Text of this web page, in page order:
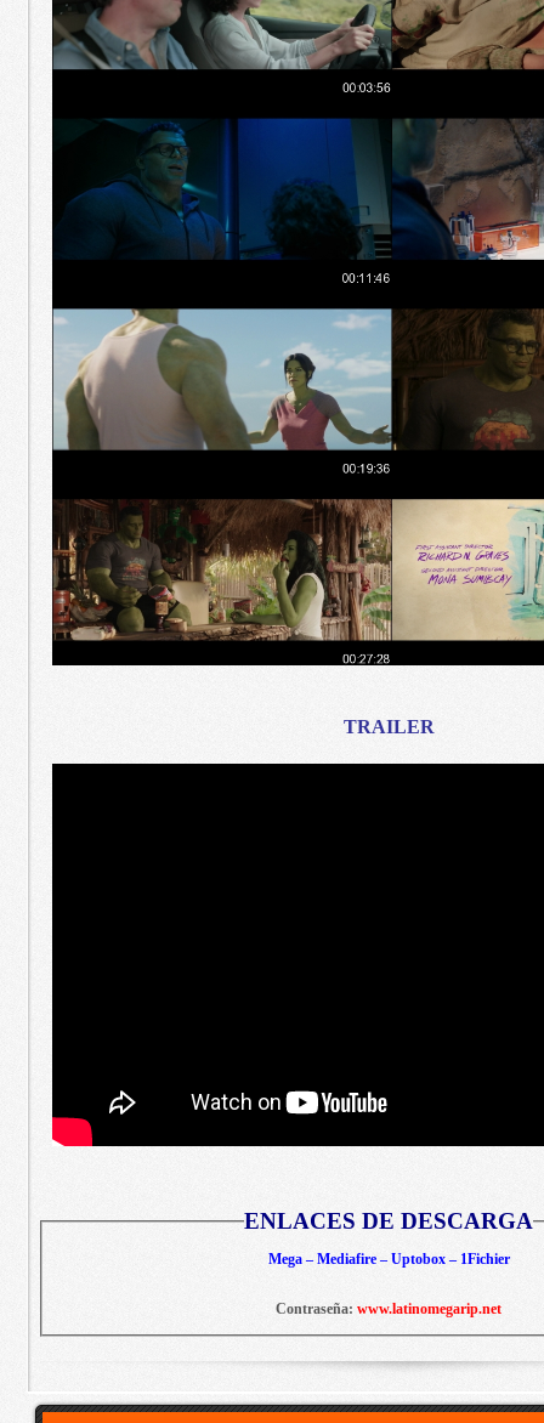
TRAILER
ENLACES DE DESCARGA
Mega – Mediafire – Uptobox – 1Fichier
Contraseña: www.latinomegarip.net